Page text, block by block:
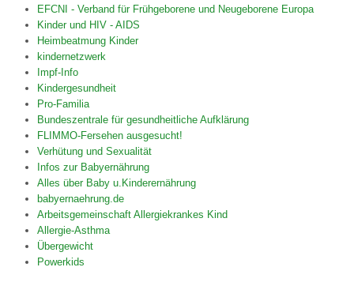
EFCNI - Verband für Frühgeborene und Neugeborene Europa
Kinder und HIV - AIDS
Heimbeatmung Kinder
kindernetzwerk
Impf-Info
Kindergesundheit
Pro-Familia
Bundeszentrale für gesundheitliche Aufklärung
FLIMMO-Fersehen ausgesucht!
Verhütung und Sexualität
Infos zur Babyernährung
Alles über Baby u.Kinderernährung
babyernaehrung.de
Arbeitsgemeinschaft Allergiekrankes Kind
Allergie-Asthma
Übergewicht
Powerkids